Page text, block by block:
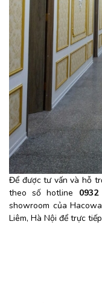
Để được tư vấn và hỗ
theo số hotline
showroom của
Liêm, Hà Nội để trực